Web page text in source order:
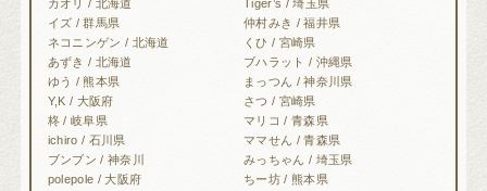
カオリ / 北海道
Tiger’s / 埼玉県
イズ / 群馬県
仲村みき / 福井県
ネコニンゲン / 北海道
くひ / 宮崎県
あずき / 北海道
ブハラット / 沖縄県
ゆう / 熊本県
まっつん / 神奈川県
Y,K / 大阪府
さつ / 宮崎県
柊 / 岐阜県
マリコ / 青森県
ichiro / 石川県
ママせん / 青森県
ブンブン / 神奈川
みっちゃん / 埼玉県
polepole / 大阪府
ちー坊 / 熊本県